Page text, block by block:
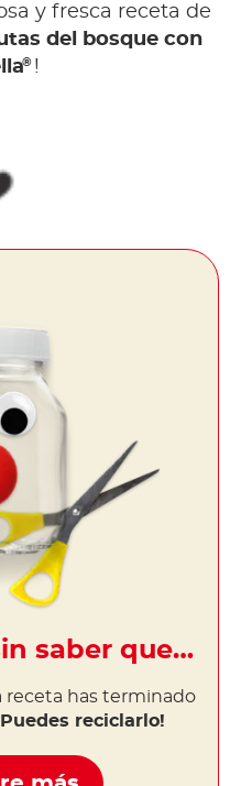
y fresca receta de
del bosque con
® !
saber que…
receta has terminado
reciclarlo!